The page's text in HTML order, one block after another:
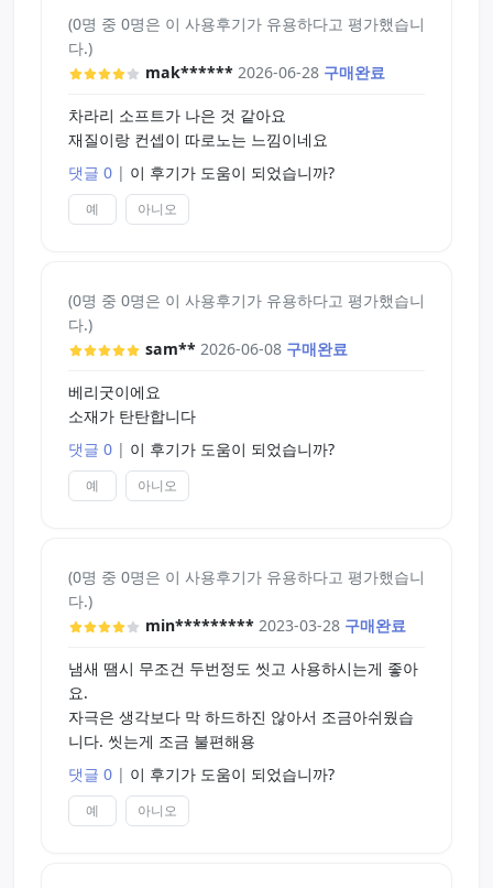
토이즈하트의 특징은 진공과 자극, 매직아이즈의 특
징은 조임을 주력으로 내새운 이유에서 처녀궁을 사
용시 조임이 가강하다 보니 삽입이 되려면 진짜 강직
기력으로 억지로 삽입하다 진심 곧휴 짓뭉개질거 같
다고 느꼈습니다.
위와 같은 이유가 있다보니 컨디션 좋을때나 한번씩
쓰게되지 2연딸 이상으로는 좀 무리일거같네요.
느긋하게 치는편이라 길게는 1시간까지 가는데 이걸
로 하면 어느순간 10분도 채 안되서 끝나있네요.
순하게 말하자면 피스톤 왕복 운동으로 흔들면서 촵!
촵!하고 감기는 느낌이 굉장이 쫄깃한데 이 느낌때문
에 무아지경으로 흔들다가 어느순간 발사하는 자신
을 발견하게 될겁니다.
이 쫄깃하게 감기는 느낌덕분에 사정하는 순간의 쾌
버진루프 하드 쓰다가 고추 혈관 빨갛게 부어서;; 이
후 하드는 거들떠도 안봤는데 이건 하드라고는 하지
만 겉재질에 비해 내부는 비교적 소프트한 편이라(덧
붙인 이중구조) 소프트 오나홀에 질린 사람에게 별미
로 가끔 즐기기엔 아주 좋은거같네요. 추천합니다.
가격은 4만원이지만 8만원대 발육측정보다 만족스
지금껏 쓰면서 중형홀 중에서는 마녀의 유혹을 가장
만족스럽게 썼는데 마녀 이후 10개도 넘는 홀을 쓰면
서 드물게 만족한 홀인거같습니다.
(0명 중 0명은 이 사용후기가 유용하다고 평가했습니
다.)
mak****** 2026-06-28 구매완료
차라리 소프트가 나은 것 같아요
재질이랑 컨셉이 따로노는 느낌이네요
댓글 0 | 이 후기가 도움이 되었습니까?
예 아니오
(0명 중 0명은 이 사용후기가 유용하다고 평가했습니
다.)
sam** 2026-06-08 구매완료
베리굿이에요
소재가 탄탄합니다
댓글 0 | 이 후기가 도움이 되었습니까?
예 아니오
(0명 중 0명은 이 사용후기가 유용하다고 평가했습니
다.)
min********* 2023-03-28 구매완료
냄새 땜시 무조건 두번정도 씻고 사용하시는게 좋아
요.
자극은 생각보다 막 하드하진 않아서 조금아쉬웠습
니다. 씻는게 조금 불편해용
댓글 0 | 이 후기가 도움이 되었습니까?
예 아니오